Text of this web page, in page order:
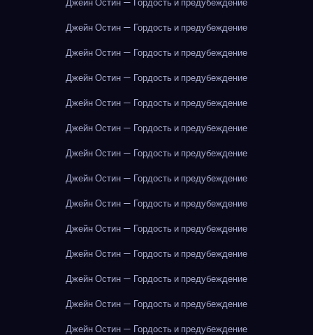
Джейн Остин — Гордость и предубеждение
Джейн Остин — Гордость и предубеждение
Джейн Остин — Гордость и предубеждение
Джейн Остин — Гордость и предубеждение
Джейн Остин — Гордость и предубеждение
Джейн Остин — Гордость и предубеждение
Джейн Остин — Гордость и предубеждение
Джейн Остин — Гордость и предубеждение
Джейн Остин — Гордость и предубеждение
Джейн Остин — Гордость и предубеждение
Джейн Остин — Гордость и предубеждение
Джейн Остин — Гордость и предубеждение
Джейн Остин — Гордость и предубеждение